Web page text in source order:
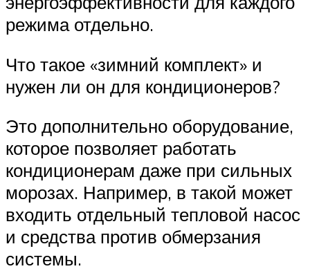
режима отдельно.
Что такое «зимний комплект» и
нужен ли он для кондиционеров?
Это дополнительно оборудование,
которое позволяет работать
кондиционерам даже при сильных
морозах. Например, в такой может
входить отдельный тепловой насос
и средства против обмерзания
системы.